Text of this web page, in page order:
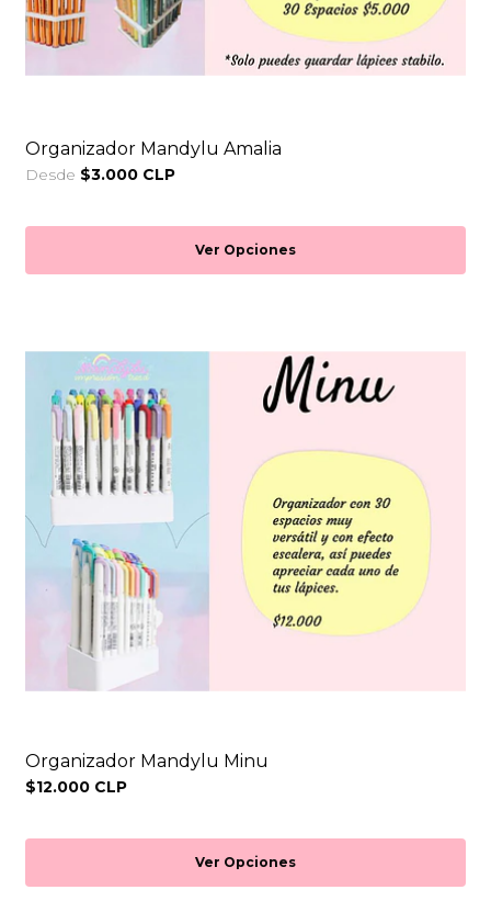
Organizador Mandylu Amalia
Desde $3.000 CLP
Ver Opciones
Organizador Mandylu Minu
$12.000 CLP
Ver Opciones